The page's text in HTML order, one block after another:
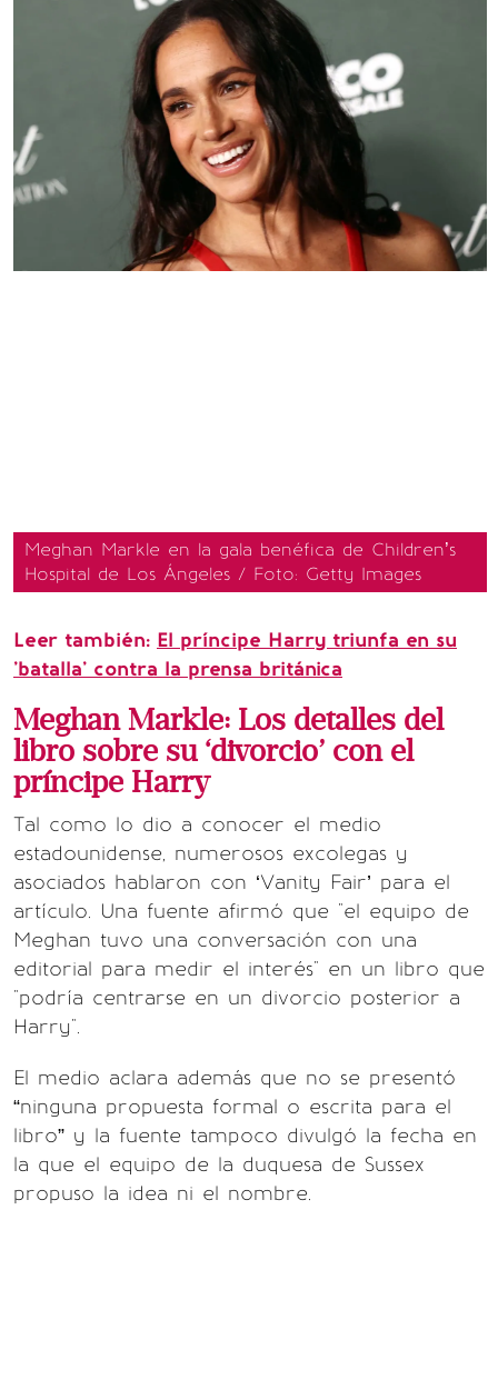
Meghan Markle en la gala benéfica de Children’s
Hospital de Los Ángeles / Foto: Getty Images
Leer también: El príncipe Harry triunfa en su
'batalla' contra la prensa británica
Meghan Markle: Los detalles del
libro sobre su ‘divorcio’ con el
príncipe Harry
Tal como lo dio a conocer el medio
estadounidense, numerosos excolegas y
asociados hablaron con ‘Vanity Fair’ para el
artículo. Una fuente afirmó que "el equipo de
Meghan tuvo una conversación con una
editorial para medir el interés" en un libro que
"podría centrarse en un divorcio posterior a
Harry".
El medio aclara además que no se presentó
“ninguna propuesta formal o escrita para el
libro” y la fuente tampoco divulgó la fecha en
la que el equipo de la duquesa de Sussex
propuso la idea ni el nombre.